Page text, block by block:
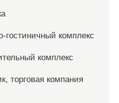
гостиничный комплекс
комплекс
торговая компания